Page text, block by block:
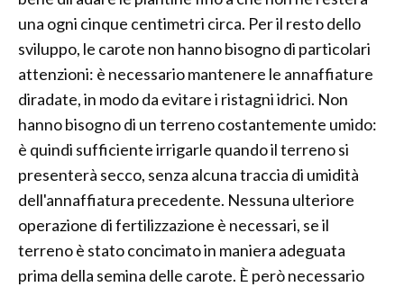
una ogni cinque centimetri circa. Per il resto dello
sviluppo, le carote non hanno bisogno di particolari
attenzioni: è necessario mantenere le annaffiature
diradate, in modo da evitare i ristagni idrici. Non
hanno bisogno di un terreno costantemente umido:
è quindi sufficiente irrigarle quando il terreno si
presenterà secco, senza alcuna traccia di umidità
dell'annaffiatura precedente. Nessuna ulteriore
operazione di fertilizzazione è necessari, se il
terreno è stato concimato in maniera adeguata
prima della semina delle carote. È però necessario